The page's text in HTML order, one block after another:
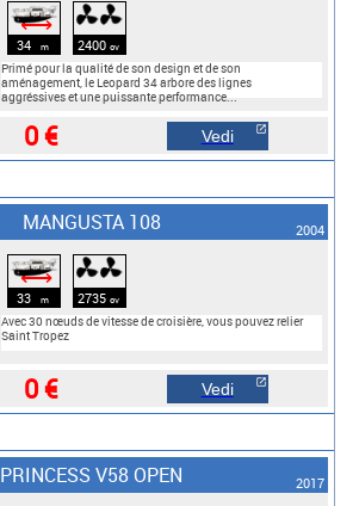
⟷
34 m 2400 cv
Primé pour la qualité de son design et de son
aménagement, le Leopard 34 arbore des lignes
aggréssives et une puissante performance...
0 € Vedi
MANGUSTA 108 2004
⟷
33 m 2735 cv
Avec 30 nœuds de vitesse de croisière, vous pouvez relier
Saint Tropez
0 € Vedi
PRINCESS V58 OPEN 2017